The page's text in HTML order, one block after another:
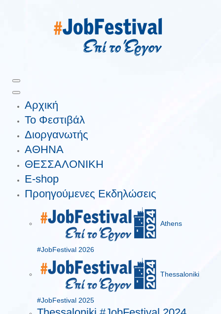
Αρχική
Το Φεστιβάλ
Διοργανωτής
ΑΘΗΝΑ
ΘΕΣΣΑΛΟΝΙΚΗ
E-shop
Προηγούμενες Εκδηλώσεις
Athens
#JobFestival 2026
Thessaloniki
#JobFestival 2025